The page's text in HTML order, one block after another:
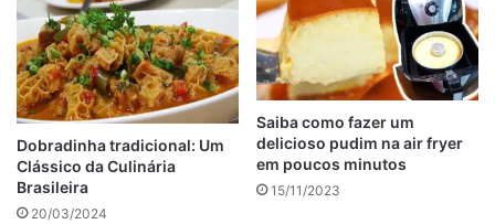
Dobradinha tradicional: Um
Clássico da Culinária
Brasileira
20/03/2024
Saiba como fazer um
delicioso pudim na air fryer
em poucos minutos
15/11/2023